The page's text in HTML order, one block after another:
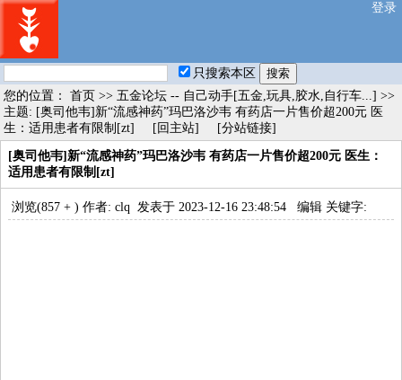
登录
只搜索本区
您的位置： 首页 >> 五金论坛 -- 自己动手[五金,玩具,胶水,自行车...] >>
主题: [奥司他韦]新“流感神药”玛巴洛沙韦 有药店一片售价超200元 医
生：适用患者有限制[zt]
[回主站] [分站链接]
[奥司他韦]新“流感神药”玛巴洛沙韦 有药店一片售价超200元 医生：
适用患者有限制[zt]
浏览(857 + ) 作者: clq 发表于 2023-12-16 23:48:54 编辑 关键字: